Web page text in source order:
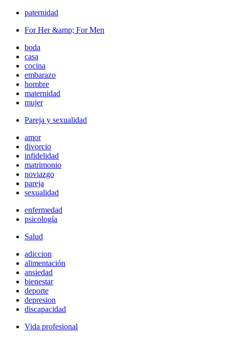
paternidad
For Her &amp; For Men
boda
casa
cocina
embarazo
hombre
maternidad
mujer
Pareja y sexualidad
amor
divorcio
infidelidad
matrimonio
noviazgo
pareja
sexualidad
enfermedad
psicología
Salud
adiccion
alimentación
ansiedad
bienestar
deporte
depresion
discapacidad
Vida profesional